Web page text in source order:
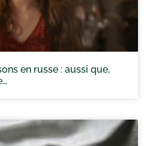
en russe : aussi que,